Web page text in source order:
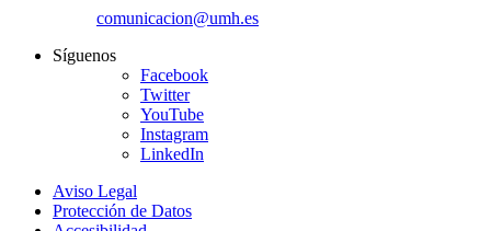
comunicacion@umh.es
Síguenos
Facebook
Twitter
YouTube
Instagram
LinkedIn
Aviso Legal
Protección de Datos